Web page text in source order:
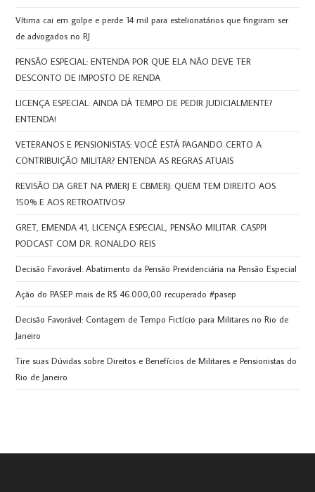
Vítima cai em golpe e perde 14 mil para estelionatários que fingiram ser
de advogados no RJ
PENSÃO ESPECIAL: ENTENDA POR QUE ELA NÃO DEVE TER
DESCONTO DE IMPOSTO DE RENDA
LICENÇA ESPECIAL: AINDA DÁ TEMPO DE PEDIR JUDICIALMENTE?
ENTENDA!
VETERANOS E PENSIONISTAS: VOCÊ ESTÁ PAGANDO CERTO A
CONTRIBUIÇÃO MILITAR? ENTENDA AS REGRAS ATUAIS
REVISÃO DA GRET NA PMERJ E CBMERJ: QUEM TEM DIREITO AOS
150% E AOS RETROATIVOS?
GRET, EMENDA 41, LICENÇA ESPECIAL, PENSÃO MILITAR. CASPPI
PODCAST COM DR. RONALDO REIS
Decisão Favorável: Abatimento da Pensão Previdenciária na Pensão Especial
Ação do PASEP mais de R$ 46.000,00 recuperado #pasep
Decisão Favorável: Contagem de Tempo Fictício para Militares no Rio de
Janeiro
Tire suas Dúvidas sobre Direitos e Benefícios de Militares e Pensionistas do
Rio de Janeiro